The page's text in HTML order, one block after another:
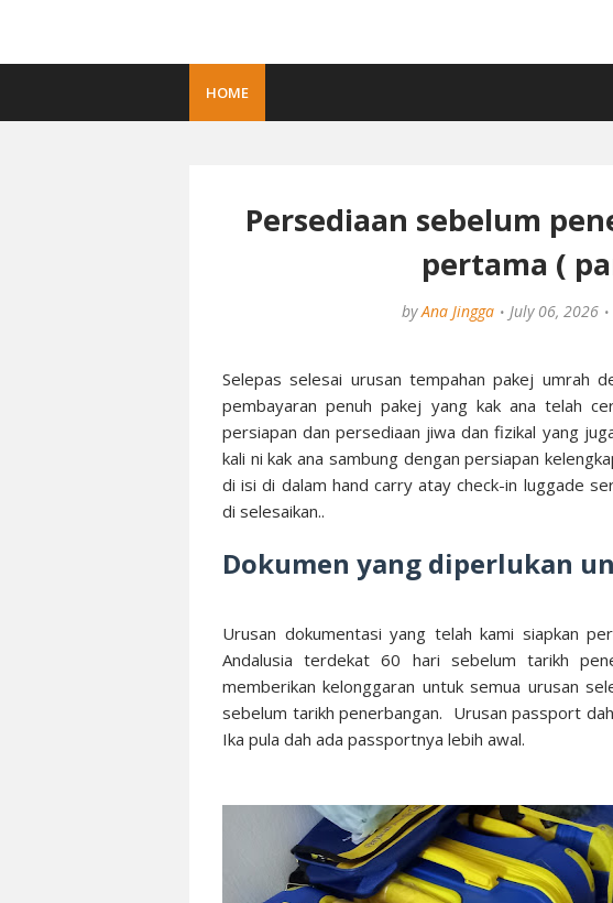
HOME
Persediaan sebelum
pertama (
by Ana Jingga July 06, 2026
Selepas selesai urusan tempahan pakej umrah
pembayaran penuh pakej yang kak ana telah
persiapan dan persediaan jiwa dan fizikal yang
kali ni kak ana sambung dengan persiapan
di isi di dalam hand carry atay check-in luggade
di selesaikan..
Dokumen yang diperlukan
Urusan dokumentasi yang telah kami siapkan
Andalusia terdekat 60 hari sebelum tarikh
memberikan kelonggaran untuk semua urusan
sebelum tarikh penerbangan. Urusan passport
Ika pula dah ada passportnya lebih awal.